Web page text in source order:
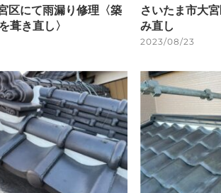
区にて雨漏り修理〈築
葺き直し〉
さいたま市大
み直し
2023/08/23